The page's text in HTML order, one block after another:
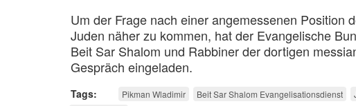
Um der Frage nach einer angemessenen Position
Juden näher zu kommen, hat der Evangelische
Beit Sar Shalom und Rabbiner der dortigen
Gespräch eingeladen.
Tags Pikman Wladimir Beit Sar Shalom Evangelisationsdienst